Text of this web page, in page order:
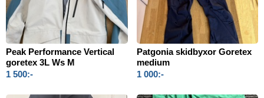
Peak Performance Vertical
goretex 3L Ws M
1 500:-
Patgonia skidbyxor Goretex
medium
1 000:-